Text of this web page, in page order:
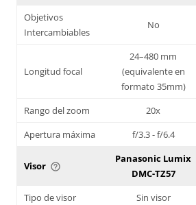
Objetivos
Intercambiables
No
Longitud focal
24–480 mm
(equivalente en
formato 35mm)
Rango del zoom
20x
Apertura máxima
f/3.3 - f/6.4
Visor help_outline
Panasonic Lumix
DMC-TZ57
Tipo de visor
Sin visor